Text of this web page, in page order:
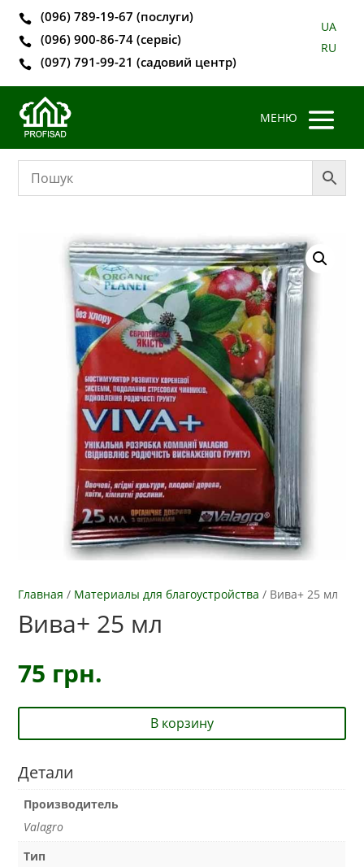
 (096) 789-19-67 (послуги)
 (096) 900-86-74 (сервіс)
 (097) 791-99-21 (садовий центр)
UA
RU
Главная / Материалы для благоустройства / Вива+ 25 мл
Вива+ 25 мл
75 грн.
В корзину
Детали
Производитель
Valagro
Тип